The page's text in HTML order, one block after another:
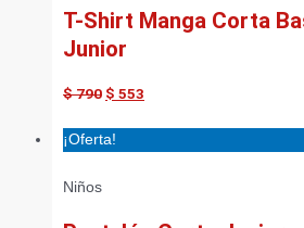
T-Shirt Manga Corta
Junior
$790 $ 553
¡Oferta!
Niños